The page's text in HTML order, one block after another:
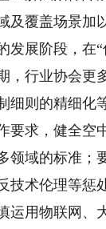
及覆盖场景加
展阶段，在“
，行业协会更
则的精细化
要求，健全空
领域的标准；
技术伦理等惩
运用物联网、